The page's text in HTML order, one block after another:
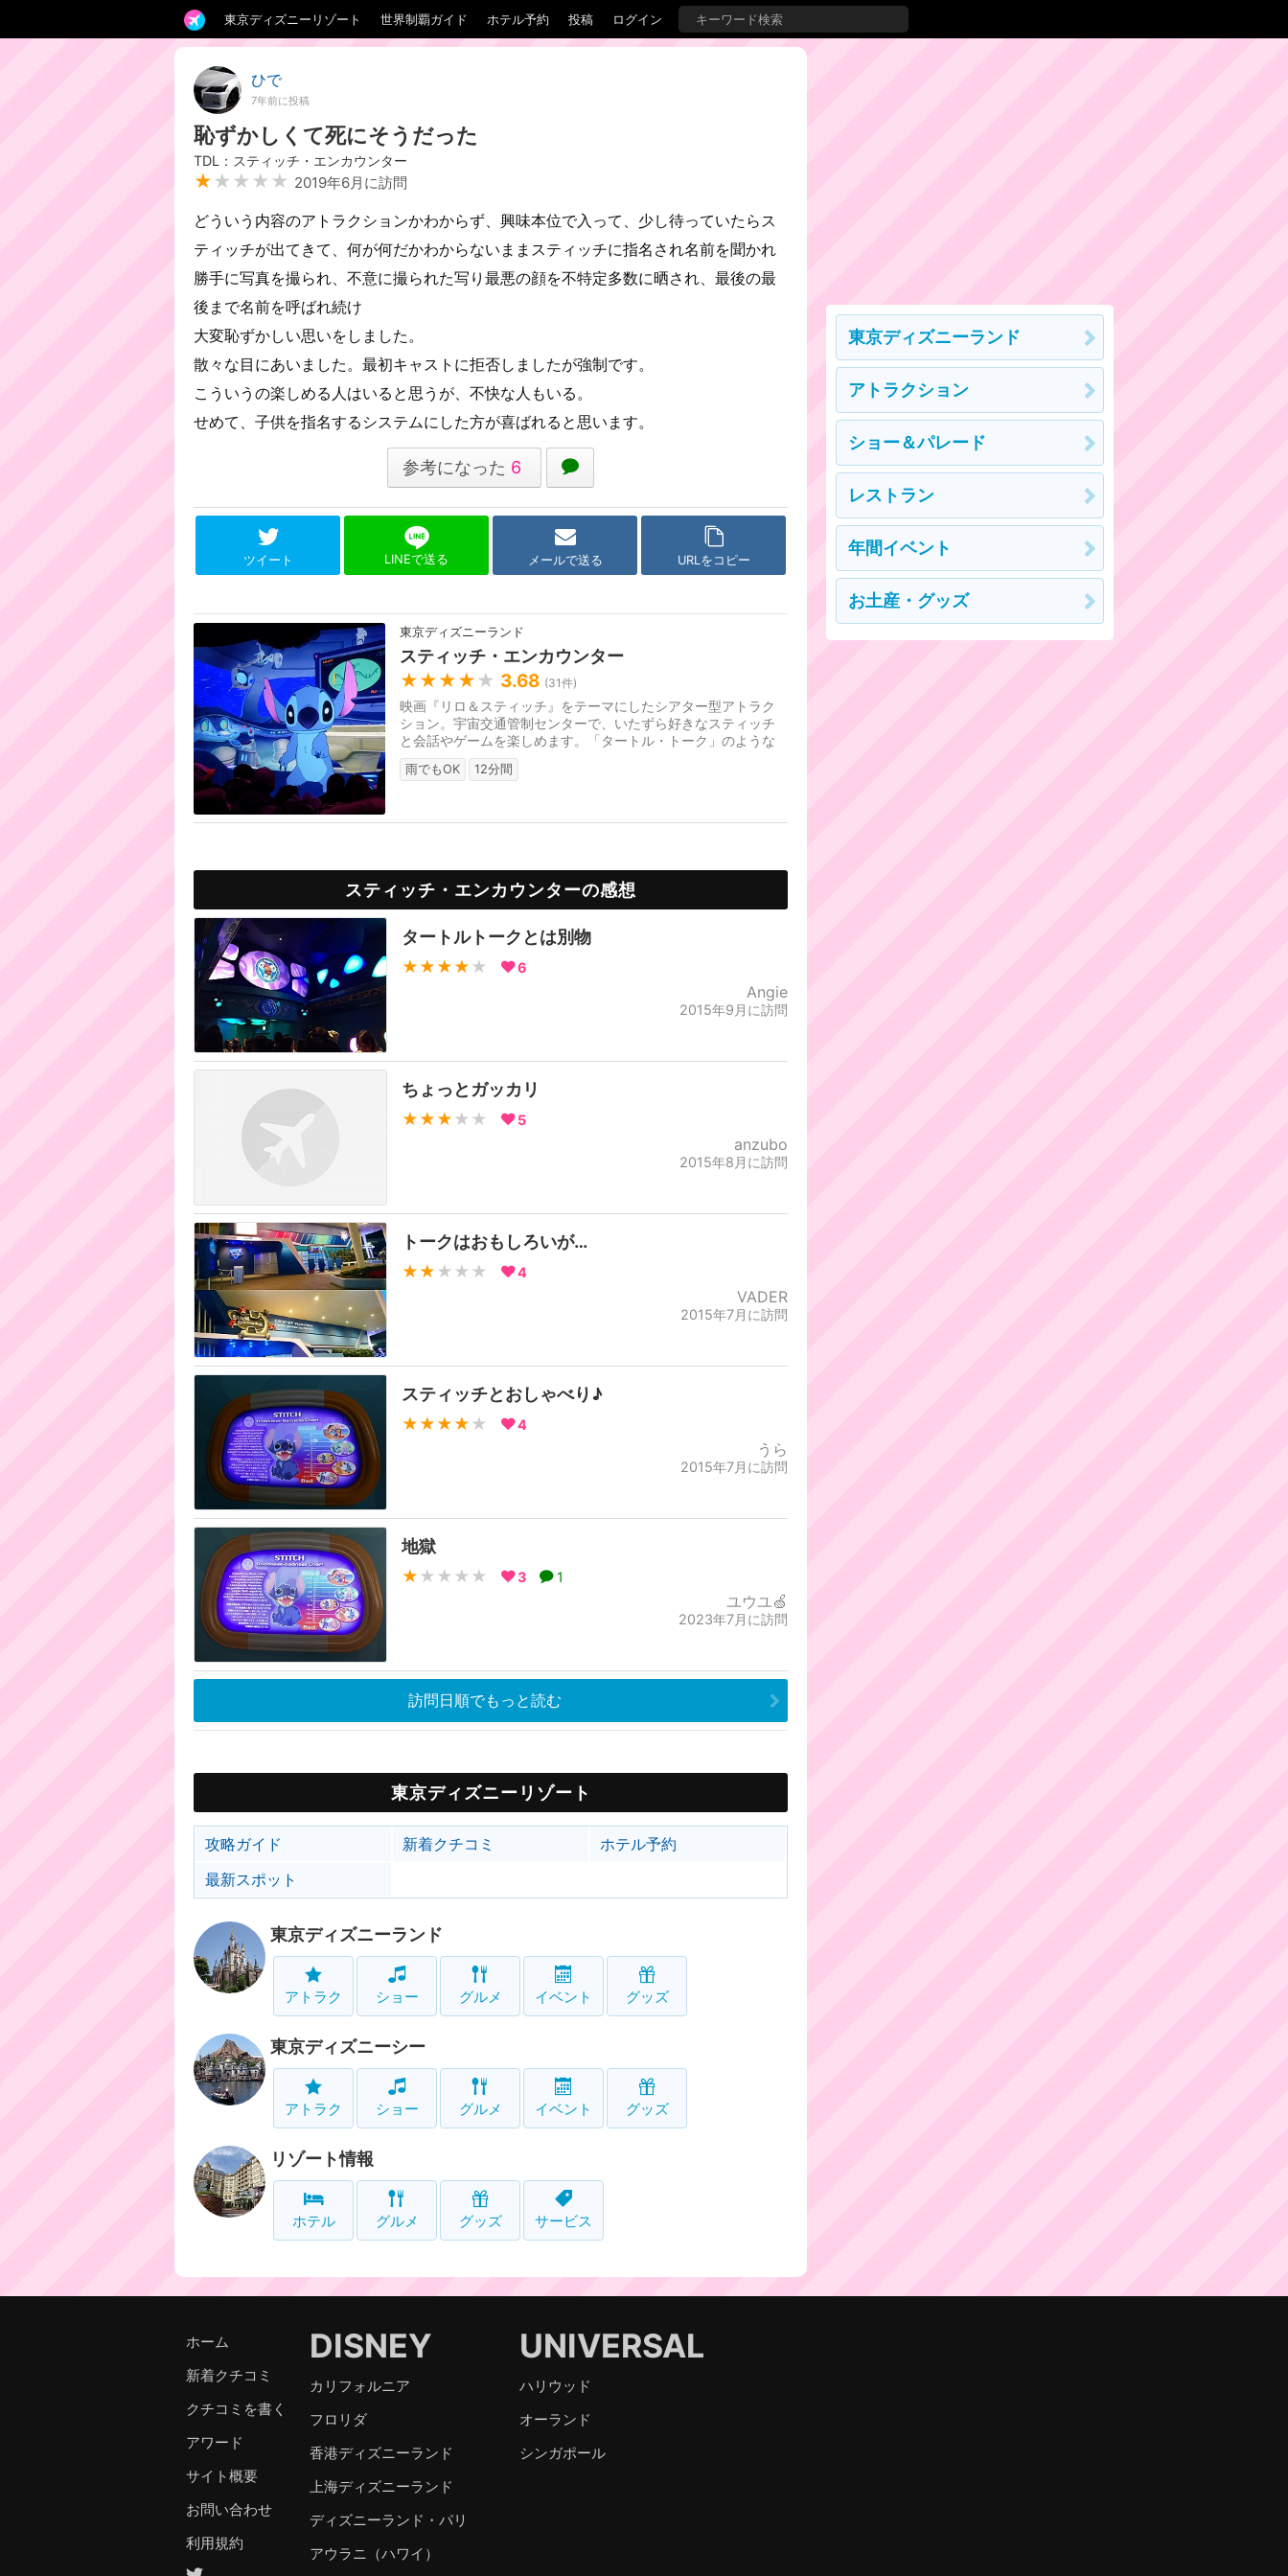
東京ディズニーリゾート 世界制覇ガイド ホテル予約 投稿 ログイン
ひで
7年前に投稿
恥ずかしくて死にそうだった
TDL：スティッチ・エンカウンター
★ ★★★★ 2019年6月に訪問
どういう内容のアトラクションかわからず、興味本位で入って、少し待っていたらス
ティッチが出てきて、何が何だかわからないままスティッチに指名され名前を聞かれ
勝手に写真を撮られ、不意に撮られた写り最悪の顔を不特定多数に晒され、最後の最
後まで名前を呼ばれ続け
大変恥ずかしい思いをしました。
散々な目にあいました。最初キャストに拒否しましたが強制です。
こういうの楽しめる人はいると思うが、不快な人もいる。
せめて、子供を指名するシステムにした方が喜ばれると思います。
参考になった 6
ツイート LINEで送る メールで送る URLをコピー
東京ディズニーランド
スティッチ・エンカウンター
★★★★ ★ 3.68 (31件)
映画『リロ＆スティッチ』をテーマにしたシアター型アトラク
ション。宇宙交通管制センターで、いたずら好きなスティッチ
と会話やゲームを楽しめます。「タートル・トーク」のような
リアルタイムなライブ・アニメ...
雨でもOK 12分間
スティッチ・エンカウンターの感想
タートルトークとは別物
★★★★ ★ 6
Angie
2015年9月に訪問
ちょっとガッカリ
★★★ ★★ 5
anzubo
2015年8月に訪問
トークはおもしろいが…
★★ ★★★ 4
VADER
2015年7月に訪問
スティッチとおしゃべり♪
★★★★ ★ 4
うら
2015年7月に訪問
地獄
★ ★★★★ 3 1
ユウユ🍏
2023年7月に訪問
訪問日順でもっと読む
東京ディズニーリゾート
攻略ガイド 新着クチコミ
ホテル予約
最新スポット
東京ディズニーランド
アトラク ショー グルメ イベント グッズ
東京ディズニーシー
アトラク ショー グルメ イベント グッズ
リゾート情報
ホテル グルメ グッズ サービス
東京ディズニーランド
アトラクション
ショー＆パレード
レストラン
年間イベント
お土産・グッズ
ホーム
新着クチコミ
クチコミを書く
アワード
サイト概要
お問い合わせ
利用規約
DISNEY
カリフォルニア
フロリダ
香港ディズニーランド
上海ディズニーランド
ディズニーランド・パリ
アウラニ（ハワイ）
UNIVERSAL
ハリウッド
オーランド
シンガポール